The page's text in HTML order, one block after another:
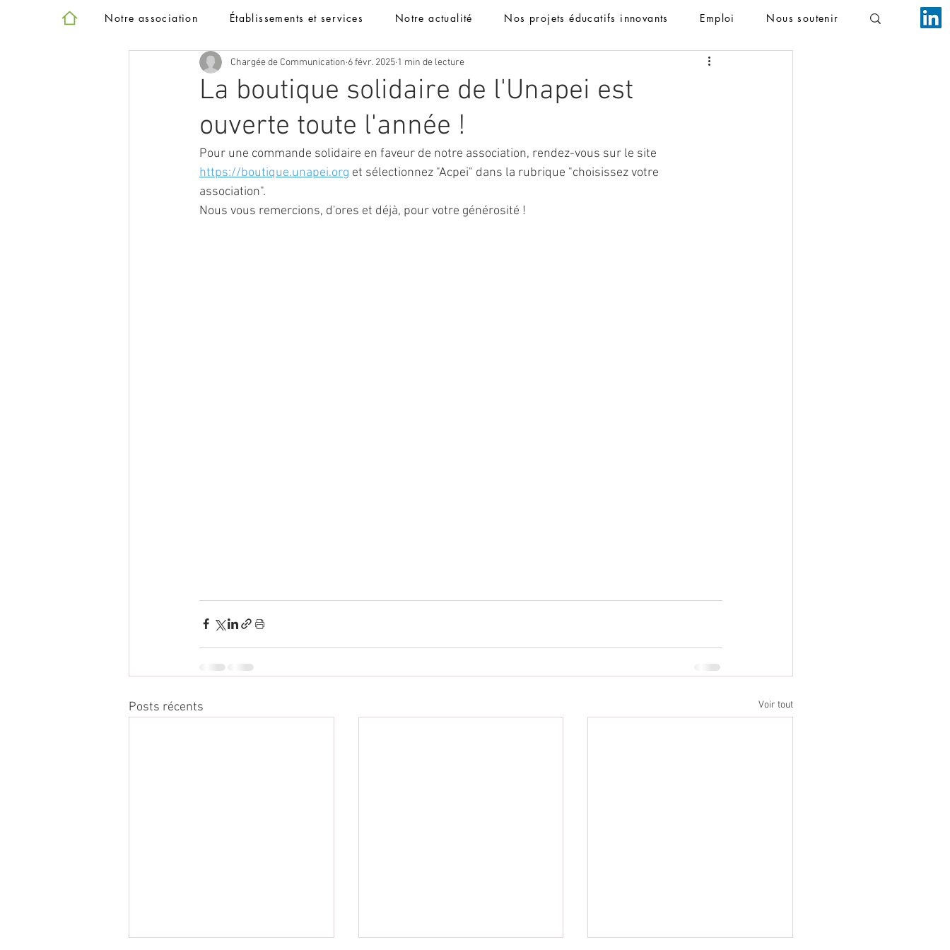
Notre association Établissements et services Notre actualité Nos projets éducatifs innovants Emploi Nous soutenir
La boutique solidaire de l'Unapei est
ouverte toute l'année !
Chargée de Communication 6 févr. 2025 1 min de lecture
Pour une commande solidaire en faveur de notre association, rendez-vous sur le site
https://boutique.unapei.org et sélectionnez "Acpei" dans la rubrique "choisissez votre
association".
Nous vous remercions, d'ores et déjà, pour votre générosité !
Posts récents Voir tout